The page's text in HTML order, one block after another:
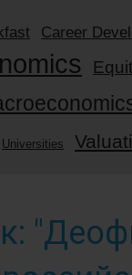
Career
Universities